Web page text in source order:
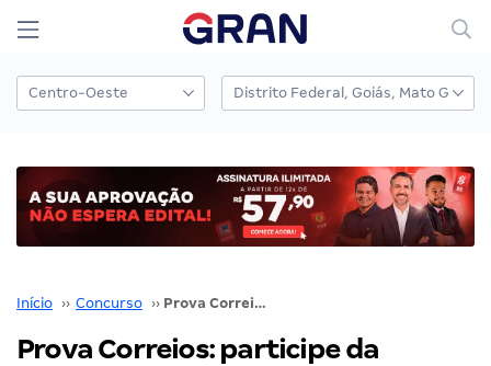
Início ›› Concurso ›› Prova Correios: participe da REVISÃO DE VÉSPERA!
Prova Correios: participe da